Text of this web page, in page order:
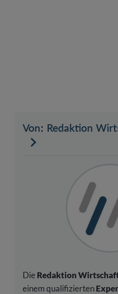
Von: Redaktion
Die Redaktion
einem qualifizierten